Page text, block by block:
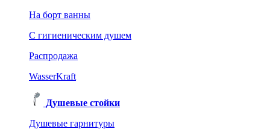
На борт ванны
C гигиеническим душем
Распродажа
WasserKraft
Душевые стойки
Душевые гарнитуры